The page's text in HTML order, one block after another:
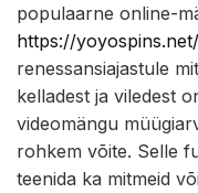
populaarne online-
https://
renessansiajastule
kelladest ja viledest
videomängu
rohkem võite. Selle
teenida ka mitmeid